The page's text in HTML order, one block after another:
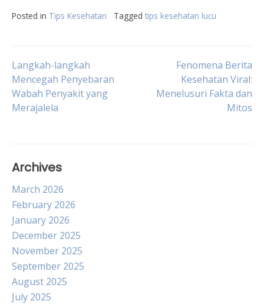
Posted in Tips Kesehatan Tagged tips kesehatan lucu
Post
navigation
Langkah-langkah
Mencegah Penyebaran
Wabah Penyakit yang
Merajalela
Fenomena Berita
Kesehatan Viral:
Menelusuri Fakta dan
Mitos
Archives
March 2026
February 2026
January 2026
December 2025
November 2025
September 2025
August 2025
July 2025